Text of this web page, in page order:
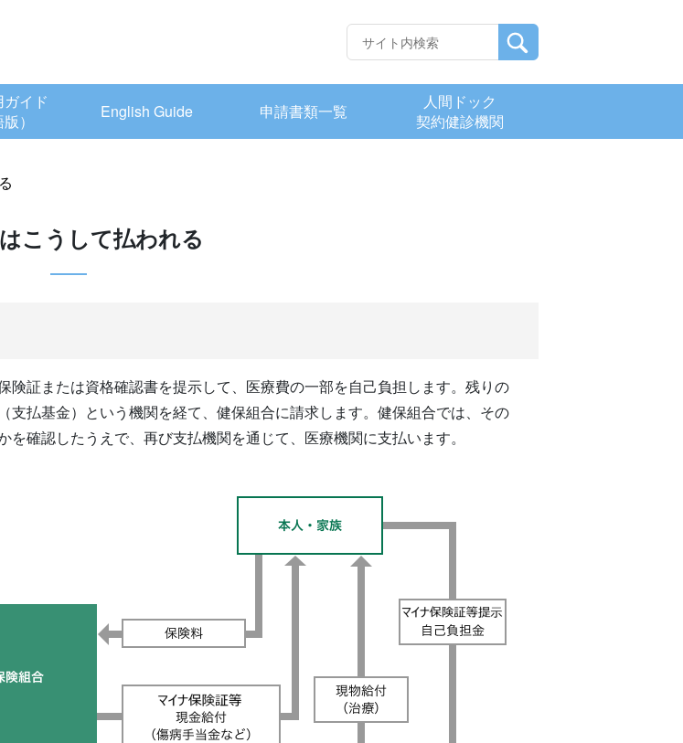
イド
）
English Guide 申請書類一覧
人間ドック
契約健診機関
こうして払われる
証または資格確認書を提示して、医療費の一部を自己負担します。残りの
払基金）という機関を経て、健保組合に請求します。健保組合では、その
確認したうえで、再び支払機関を通じて、医療機関に支払います。